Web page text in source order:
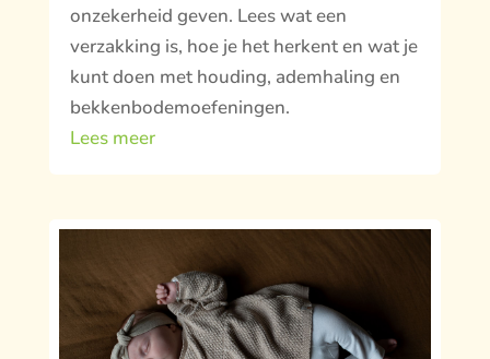
onzekerheid geven. Lees wat een
verzakking is, hoe je het herkent en wat je
kunt doen met houding, ademhaling en
bekkenbodemoefeningen.
Lees meer